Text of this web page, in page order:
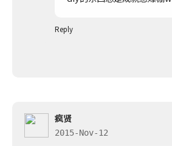
Reply
疯贤
2015-Nov-12